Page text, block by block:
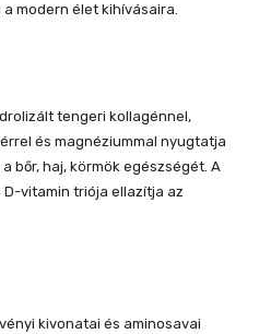
modern élet kihívásaira.
tengeri kollagénnel,
és magnéziummal nyugtatja
bőr, haj, körmök egészségét. A
D-vitamin triója ellazítja az
kivonatai és aminosavai